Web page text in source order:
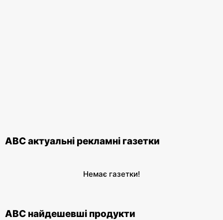
ABC актуальні рекламні газетки
Немає газетки!
ABC найдешевші продукти